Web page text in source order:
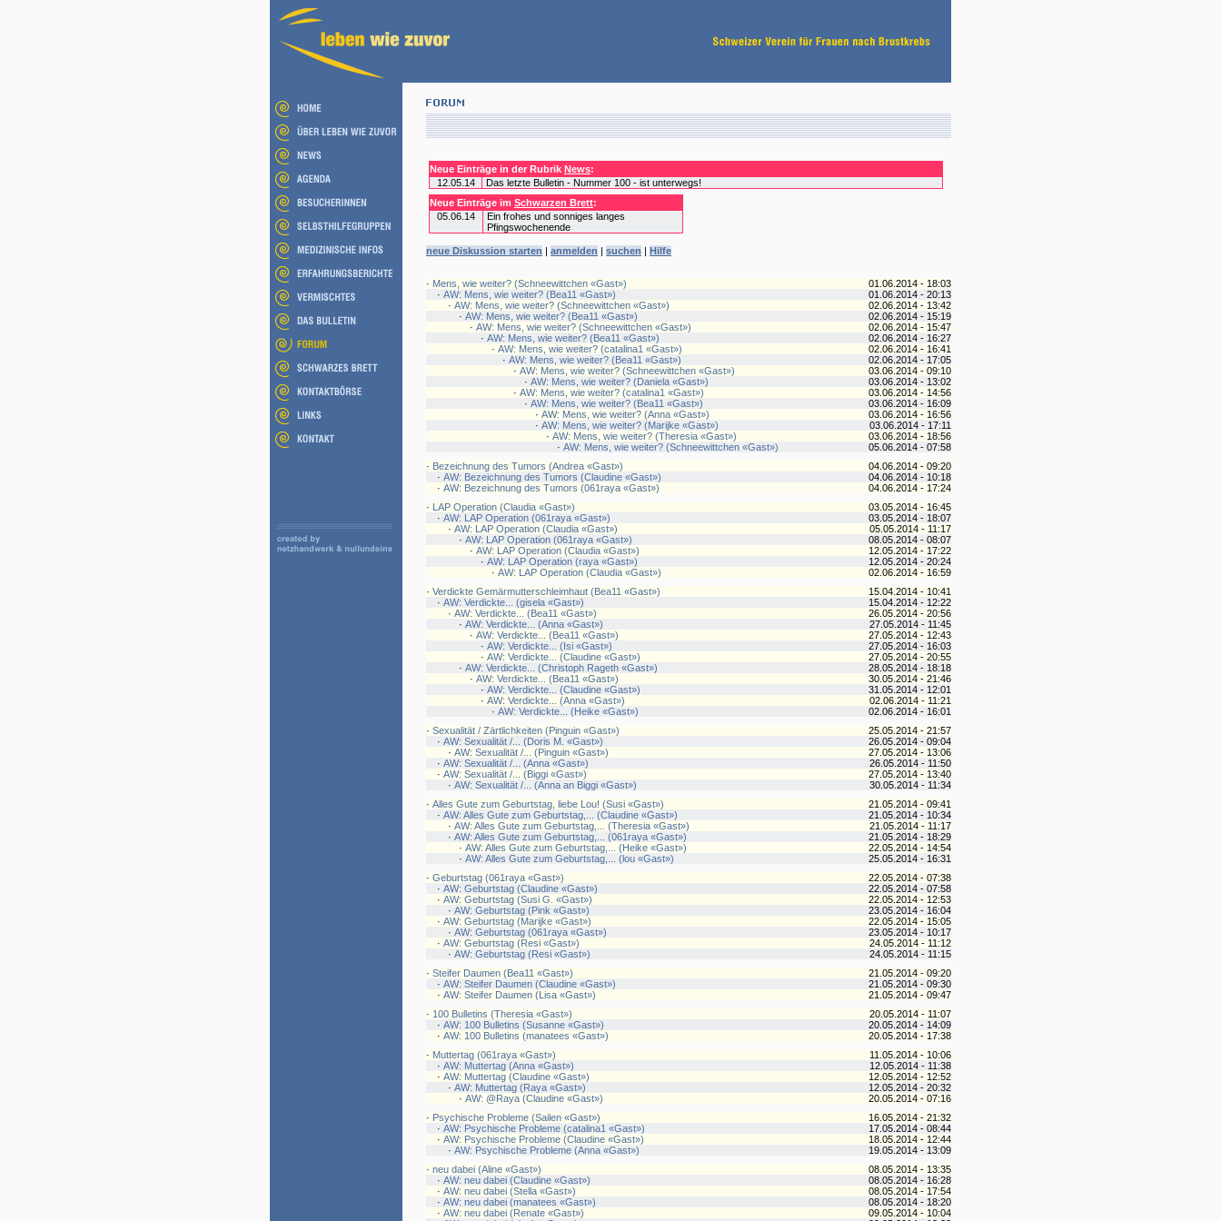
Neue Einträge in der Rubrik News:
12.05.14
Das letzte Bulletin - Nummer 100 - ist unterwegs!
Neue Einträge im Schwarzen Brett:
05.06.14
Ein frohes und sonniges langes
Pfingswochenende
neue Diskussion starten | anmelden | suchen | Hilfe
· Mens, wie weiter? (Schneewittchen «Gast»)
01.06.2014 - 18:03
· AW: Mens, wie weiter? (Bea11 «Gast»)
01.06.2014 - 20:13
· AW: Mens, wie weiter? (Schneewittchen «Gast»)
02.06.2014 - 13:42
· AW: Mens, wie weiter? (Bea11 «Gast»)
02.06.2014 - 15:19
· AW: Mens, wie weiter? (Schneewittchen «Gast»)
02.06.2014 - 15:47
· AW: Mens, wie weiter? (Bea11 «Gast»)
02.06.2014 - 16:27
· AW: Mens, wie weiter? (catalina1 «Gast»)
02.06.2014 - 16:41
· AW: Mens, wie weiter? (Bea11 «Gast»)
02.06.2014 - 17:05
· AW: Mens, wie weiter? (Schneewittchen «Gast»)
03.06.2014 - 09:10
· AW: Mens, wie weiter? (Daniela «Gast»)
03.06.2014 - 13:02
· AW: Mens, wie weiter? (catalina1 «Gast»)
03.06.2014 - 14:56
· AW: Mens, wie weiter? (Bea11 «Gast»)
03.06.2014 - 16:09
· AW: Mens, wie weiter? (Anna «Gast»)
03.06.2014 - 16:56
· AW: Mens, wie weiter? (Marijke «Gast»)
03.06.2014 - 17:11
· AW: Mens, wie weiter? (Theresia «Gast»)
03.06.2014 - 18:56
· AW: Mens, wie weiter? (Schneewittchen «Gast»)
05.06.2014 - 07:58
· Bezeichnung des Tumors (Andrea «Gast»)
04.06.2014 - 09:20
· AW: Bezeichnung des Tumors (Claudine «Gast»)
04.06.2014 - 10:18
· AW: Bezeichnung des Tumors (061raya «Gast»)
04.06.2014 - 17:24
· LAP Operation (Claudia «Gast»)
03.05.2014 - 16:45
· AW: LAP Operation (061raya «Gast»)
03.05.2014 - 18:07
· AW: LAP Operation (Claudia «Gast»)
05.05.2014 - 11:17
· AW: LAP Operation (061raya «Gast»)
08.05.2014 - 08:07
· AW: LAP Operation (Claudia «Gast»)
12.05.2014 - 17:22
· AW: LAP Operation (raya «Gast»)
12.05.2014 - 20:24
· AW: LAP Operation (Claudia «Gast»)
02.06.2014 - 16:59
· Verdickte Gemärmutterschleimhaut (Bea11 «Gast»)
15.04.2014 - 10:41
· AW: Verdickte... (gisela «Gast»)
15.04.2014 - 12:22
· AW: Verdickte... (Bea11 «Gast»)
26.05.2014 - 20:56
· AW: Verdickte... (Anna «Gast»)
27.05.2014 - 11:45
· AW: Verdickte... (Bea11 «Gast»)
27.05.2014 - 12:43
· AW: Verdickte... (Isi «Gast»)
27.05.2014 - 16:03
· AW: Verdickte... (Claudine «Gast»)
27.05.2014 - 20:55
· AW: Verdickte... (Christoph Rageth «Gast»)
28.05.2014 - 18:18
· AW: Verdickte... (Bea11 «Gast»)
30.05.2014 - 21:46
· AW: Verdickte... (Claudine «Gast»)
31.05.2014 - 12:01
· AW: Verdickte... (Anna «Gast»)
02.06.2014 - 11:21
· AW: Verdickte... (Heike «Gast»)
02.06.2014 - 16:01
· Sexualität / Zärtlichkeiten (Pinguin «Gast»)
25.05.2014 - 21:57
· AW: Sexualität /... (Doris M. «Gast»)
26.05.2014 - 09:04
· AW: Sexualität /... (Pinguin «Gast»)
27.05.2014 - 13:06
· AW: Sexualität /... (Anna «Gast»)
26.05.2014 - 11:50
· AW: Sexualität /... (Biggi «Gast»)
27.05.2014 - 13:40
· AW: Sexualität /... (Anna an Biggi «Gast»)
30.05.2014 - 11:34
· Alles Gute zum Geburtstag, liebe Lou! (Susi «Gast»)
21.05.2014 - 09:41
· AW: Alles Gute zum Geburtstag,... (Claudine «Gast»)
21.05.2014 - 10:34
· AW: Alles Gute zum Geburtstag,... (Theresia «Gast»)
21.05.2014 - 11:17
· AW: Alles Gute zum Geburtstag,... (061raya «Gast»)
21.05.2014 - 18:29
· AW: Alles Gute zum Geburtstag,... (Heike «Gast»)
22.05.2014 - 14:54
· AW: Alles Gute zum Geburtstag,... (lou «Gast»)
25.05.2014 - 16:31
· Geburtstag (061raya «Gast»)
22.05.2014 - 07:38
· AW: Geburtstag (Claudine «Gast»)
22.05.2014 - 07:58
· AW: Geburtstag (Susi G. «Gast»)
22.05.2014 - 12:53
· AW: Geburtstag (Pink «Gast»)
23.05.2014 - 16:04
· AW: Geburtstag (Marijke «Gast»)
22.05.2014 - 15:05
· AW: Geburtstag (061raya «Gast»)
23.05.2014 - 10:17
· AW: Geburtstag (Resi «Gast»)
24.05.2014 - 11:12
· AW: Geburtstag (Resi «Gast»)
24.05.2014 - 11:15
· Steifer Daumen (Bea11 «Gast»)
21.05.2014 - 09:20
· AW: Steifer Daumen (Claudine «Gast»)
21.05.2014 - 09:30
· AW: Steifer Daumen (Lisa «Gast»)
21.05.2014 - 09:47
· 100 Bulletins (Theresia «Gast»)
20.05.2014 - 11:07
· AW: 100 Bulletins (Susanne «Gast»)
20.05.2014 - 14:09
· AW: 100 Bulletins (manatees «Gast»)
20.05.2014 - 17:38
· Muttertag (061raya «Gast»)
11.05.2014 - 10:06
· AW: Muttertag (Anna «Gast»)
12.05.2014 - 11:38
· AW: Muttertag (Claudine «Gast»)
12.05.2014 - 12:52
· AW: Muttertag (Raya «Gast»)
12.05.2014 - 20:32
· AW: @Raya (Claudine «Gast»)
20.05.2014 - 07:16
· Psychische Probleme (Sailen «Gast»)
16.05.2014 - 21:32
· AW: Psychische Probleme (catalina1 «Gast»)
17.05.2014 - 08:44
· AW: Psychische Probleme (Claudine «Gast»)
18.05.2014 - 12:44
· AW: Psychische Probleme (Anna «Gast»)
19.05.2014 - 13:09
· neu dabei (Aline «Gast»)
08.05.2014 - 13:35
· AW: neu dabei (Claudine «Gast»)
08.05.2014 - 16:28
· AW: neu dabei (Stella «Gast»)
08.05.2014 - 17:54
· AW: neu dabei (manatees «Gast»)
08.05.2014 - 18:20
· AW: neu dabei (Renate «Gast»)
09.05.2014 - 10:04